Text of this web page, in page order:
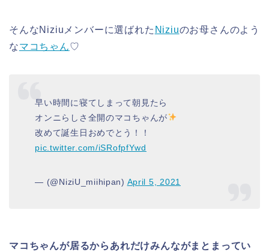
そんなNiziuメンバーに選ばれた Niziuのお母さんのよう
なマコちゃん♡
早い時間に寝てしまって朝見たら
オンニらしさ全開のマコちゃんが
改めて誕生日おめでとう！！
pic.twitter.com/iSRofpfYwd
— (@NiziU_miihipan) April 5, 2021
マコちゃんが居るからあれだけみんながまとまってい